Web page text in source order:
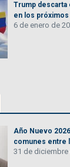
Trump
en los próximos
6 de enero de
Año Nuevo
comunes entre
31 de diciembre